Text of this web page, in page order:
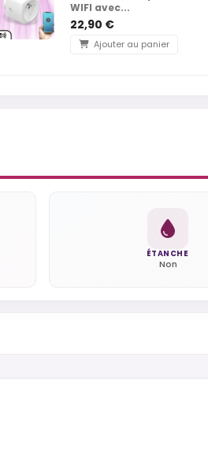
WIFI avec...
22,90 €
Ajouter au panier
ÉTANCHE
Non